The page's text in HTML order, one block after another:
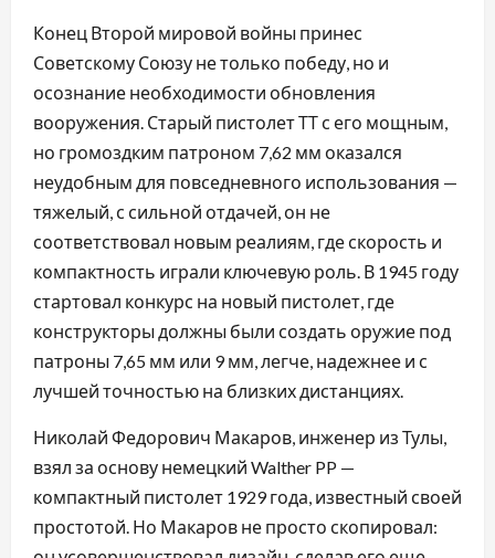
Конец Второй мировой войны принес
Советскому Союзу не только победу, но и
осознание необходимости обновления
вооружения. Старый пистолет ТТ с его мощным,
но громоздким патроном 7,62 мм оказался
неудобным для повседневного использования —
тяжелый, с сильной отдачей, он не
соответствовал новым реалиям, где скорость и
компактность играли ключевую роль. В 1945 году
стартовал конкурс на новый пистолет, где
конструкторы должны были создать оружие под
патроны 7,65 мм или 9 мм, легче, надежнее и с
лучшей точностью на близких дистанциях.
Николай Федорович Макаров, инженер из Тулы,
взял за основу немецкий Walther PP —
компактный пистолет 1929 года, известный своей
простотой. Но Макаров не просто скопировал: